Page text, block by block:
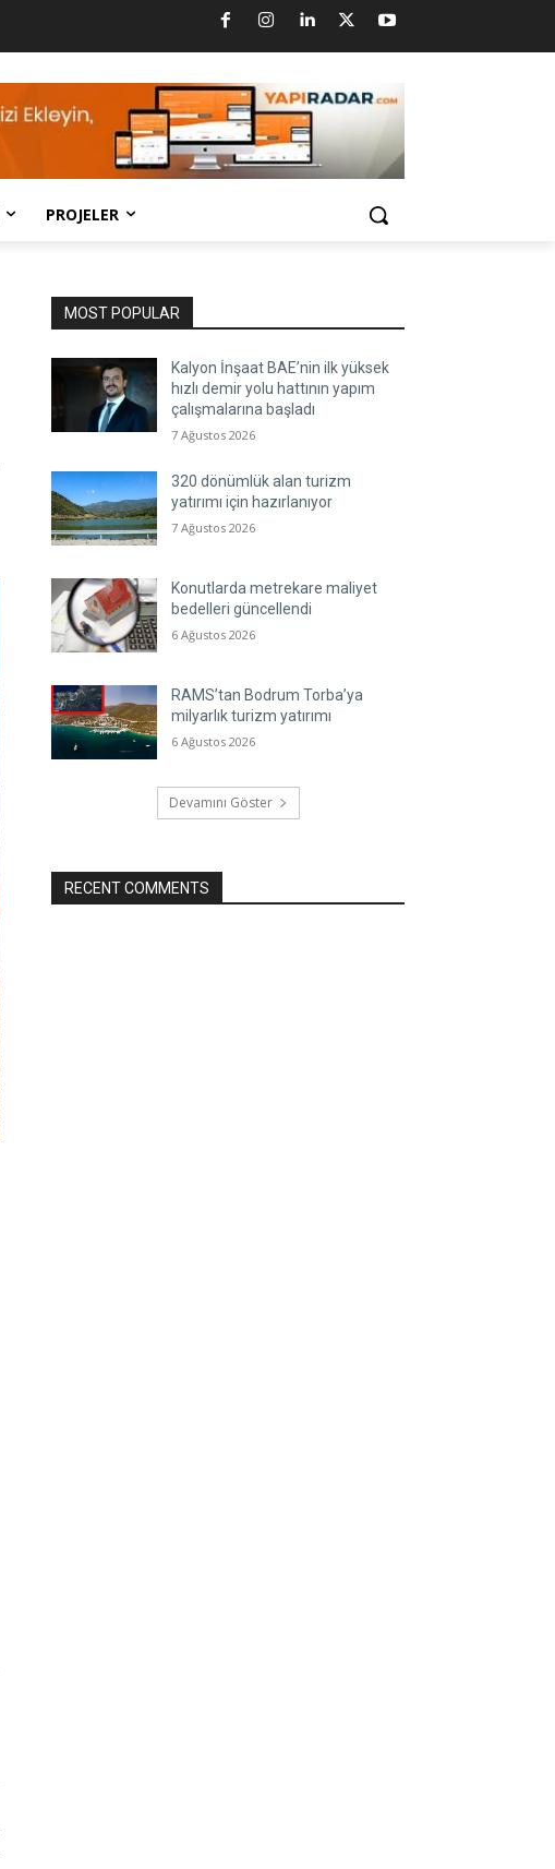
PROJELER
MOST POPULAR
Kalyon İnşaat BAE’nin ilk yüksek
hızlı demir yolu hattının yapım
çalışmalarına başladı
7 Ağustos 2026
320 dönümlük alan turizm
yatırımı için hazırlanıyor
7 Ağustos 2026
Konutlarda metrekare maliyet
bedelleri güncellendi
6 Ağustos 2026
RAMS’tan Bodrum Torba’ya
milyarlık turizm yatırımı
6 Ağustos 2026
Devamını Göster
RECENT COMMENTS